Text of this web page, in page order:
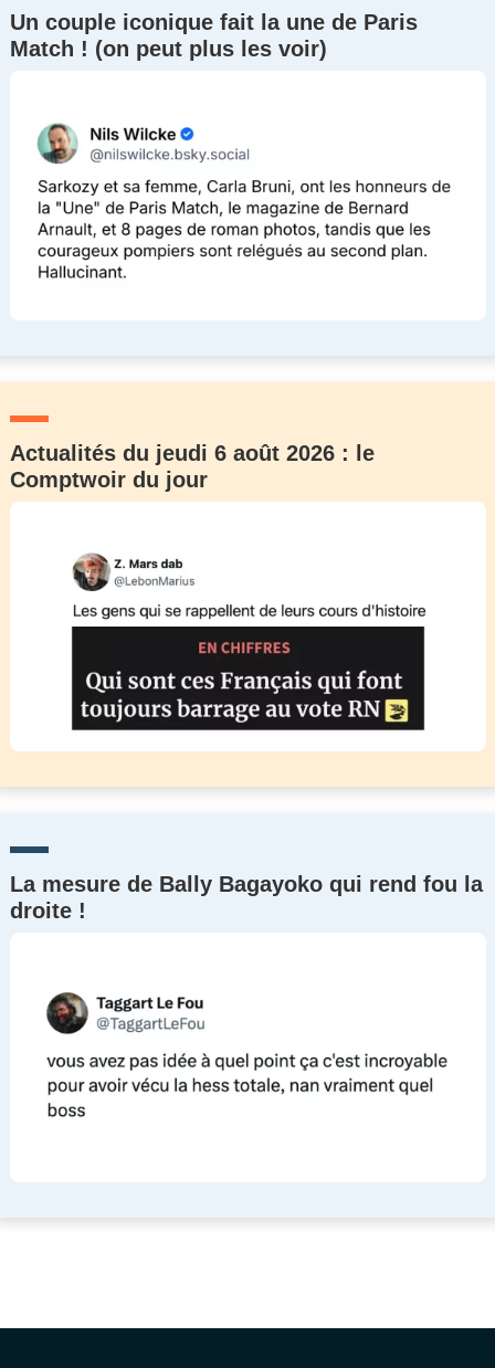
Un couple iconique fait la une de Paris
Match ! (on peut plus les voir)
Actualités du jeudi 6 août 2026 : le
Comptwoir du jour
La mesure de Bally Bagayoko qui rend fou la
droite !